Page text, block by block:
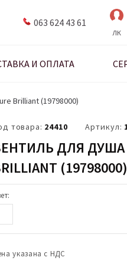
063 624 43 61
ЛК
И ОПЛАТА
Brilliant (19798000)
товара: 24410 Артикул:
ДЛЯ ДУША
(19798000)
указана с НДС